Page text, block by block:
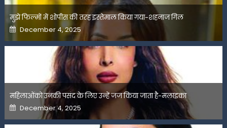
मुझे फिल्मों में शोपीस की तरह इस्तेमाल किया गया-शहनाज गिल
Posted
on
December 4, 2025
महिलाओंको उनकी पसंद के लिए उन्हें जज किया जाता है-मलाइका
Posted
on
December 4, 2025